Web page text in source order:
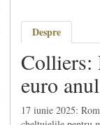
Despre
Colliers:
euro
17 iunie 2025: